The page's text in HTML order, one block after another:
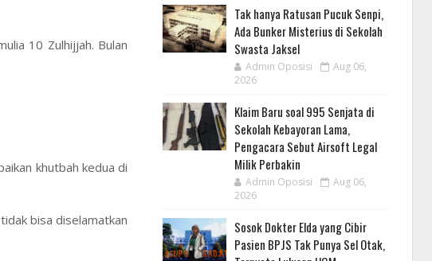
10 Zulhijjah. Bulan
khutbah kedua di
bisa diselamatkan
Tak hanya Ratusan Pucuk Senpi,
Ada Bunker Misterius di Sekolah
Swasta Jaksel
Admin Oposisi
Aug 06,
2026
Klaim Baru soal 995 Senjata di
Sekolah Kebayoran Lama,
Pengacara Sebut Airsoft Legal
Milik Perbakin
Admin Oposisi
Aug 06,
2026
Sosok Dokter Elda yang Cibir
Pasien BPJS Tak Punya Sel Otak,